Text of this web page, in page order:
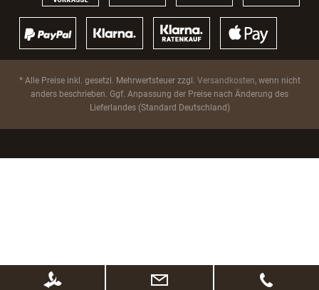
* Alle Preise inkl. gesetzl. Mehrwertsteuer zzgl. Versandkosten, wenn nicht
anders beschrieben. Ggf. Anpassung der Preise nach Änderung des
Lieferlandes (Standard Deutschland)